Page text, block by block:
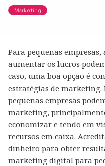
Marketing
Para pequenas
aumentar os lucros
caso, uma boa opção é
estratégias de marketing.
pequenas empresas
marketing,
economizar e tendo em
recursos em caixa.
dinheiro para obter
marketing digital para